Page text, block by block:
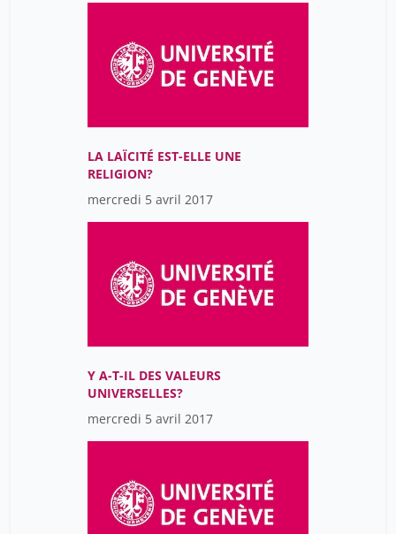
LA LAÏCITÉ EST-ELLE UNE
RELIGION?
mercredi 5 avril 2017
Y A-T-IL DES VALEURS
UNIVERSELLES?
mercredi 5 avril 2017